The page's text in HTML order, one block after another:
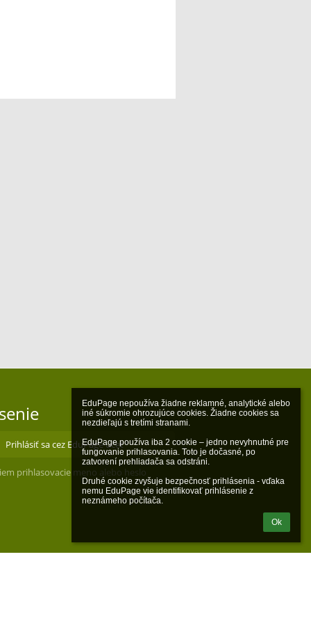
EduPage nepoužíva žiadne reklamné, analytické alebo
iné súkromie ohrozujúce cookies. Žiadne cookies sa
nezdieľajú s tretími stranami.
EduPage používa iba 2 cookie – jedno nevyhnutné pre
fungovanie prihlasovania. Toto je dočasné, po
zatvorení prehliadača sa odstráni.
Druhé cookie zvyšuje bezpečnosť prihlásenia - vďaka
nemu EduPage vie identifikovať prihlásenie z
neznámeho počítača.
Ok
Prihlásiť sa cez EduPage účet
prihlasovacie meno alebo heslo